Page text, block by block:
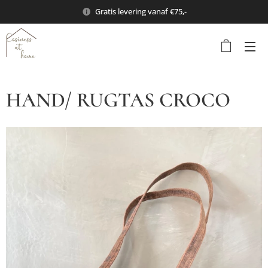
Gratis levering vanaf €75,-
HAND/ RUGTAS CROCO